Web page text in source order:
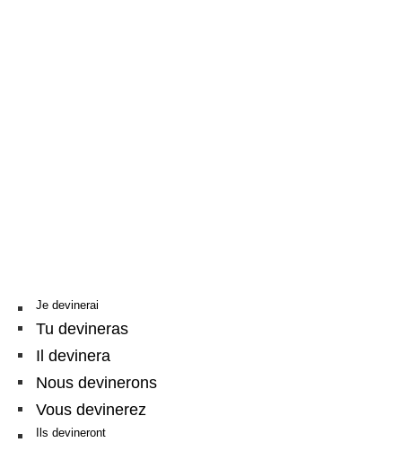
Je devinerai
Tu devineras
Il devinera
Nous devinerons
Vous devinerez
Ils devineront